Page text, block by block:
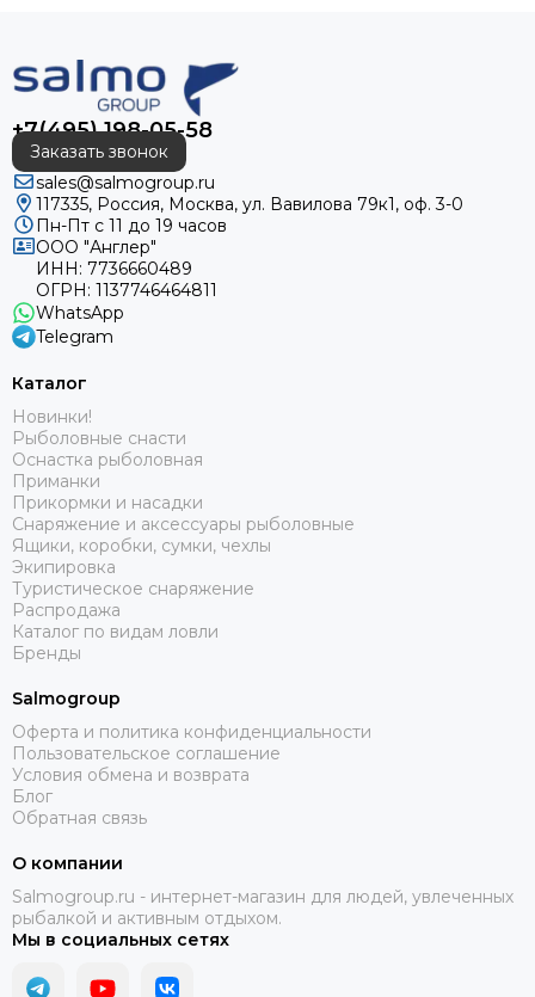
+7(495) 198-05-58
Заказать звонок
sales@salmogroup.ru
117335, Россия, Москва, ул. Вавилова 79к1, оф. 3-0
Пн-Пт с 11 до 19 часов
ООО "Англер"
ИНН: 7736660489
ОГРН: 1137746464811
WhatsApp
Telegram
Каталог
Новинки!
Рыболовные снасти
Оснастка рыболовная
Приманки
Прикормки и насадки
Снаряжение и аксессуары рыболовные
Ящики, коробки, сумки, чехлы
Экипировка
Туристическое снаряжение
Распродажа
Каталог по видам ловли
Бренды
Salmogroup
Оферта и политика конфиденциальности
Пользовательское соглашение
Условия обмена и возврата
Блог
Обратная связь
О компании
Salmogroup.ru - интернет-магазин для людей, увлеченных
рыбалкой и активным отдыхом.
Мы в социальных сетях